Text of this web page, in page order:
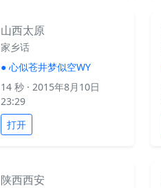
山西太原
家乡话
● 心似苍井梦似空WY
14 秒 · 2015年8月10日
23:29
打开
陕西西安